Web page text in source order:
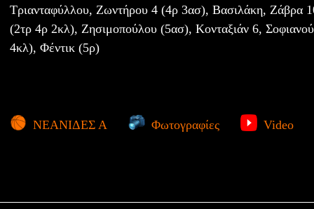
Τριανταφύλλου, Ζωντήρου 4 (4ρ 3ασ), Βασιλάκη, Ζάβρα
(2τρ 4ρ 2κλ), Ζησιμοπούλου (5ασ), Κονταξιάν 6,
4κλ), Φέντικ (5ρ)
ΝΕΑΝΙΔΕΣ Α Φωτογραφίες Video